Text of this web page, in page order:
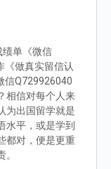
绩单《微信
《做真实留信认
信Q729926040
相信对每个人来
为出国留学就是
水平，或是学到
都对，便是更重